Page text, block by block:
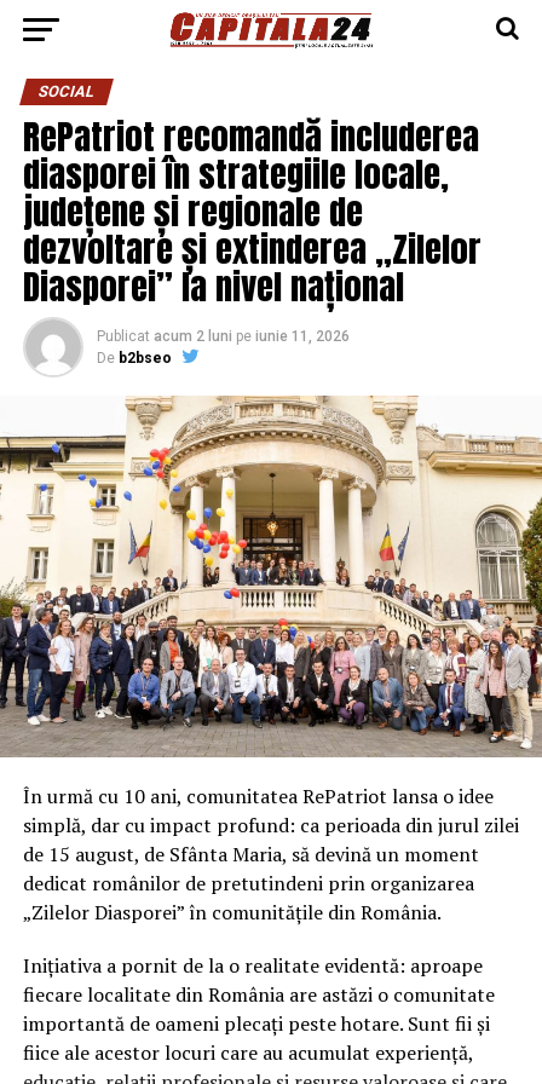
SOCIAL
RePatriot recomandă includerea
diasporei în strategiile locale,
județene și regionale de
dezvoltare și extinderea „Zilelor
Diasporei” la nivel național
Publicat acum 2 luni pe iunie 11, 2026
De b2bseo
În urmă cu 10 ani, comunitatea RePatriot lansa o idee
simplă, dar cu impact profund: ca perioada din jurul zilei
de 15 august, de Sfânta Maria, să devină un moment
dedicat românilor de pretutindeni prin organizarea
„Zilelor Diasporei” în comunitățile din România.
Inițiativa a pornit de la o realitate evidentă: aproape
fiecare localitate din România are astăzi o comunitate
importantă de oameni plecați peste hotare. Sunt fii și
fiice ale acestor locuri care au acumulat experiență,